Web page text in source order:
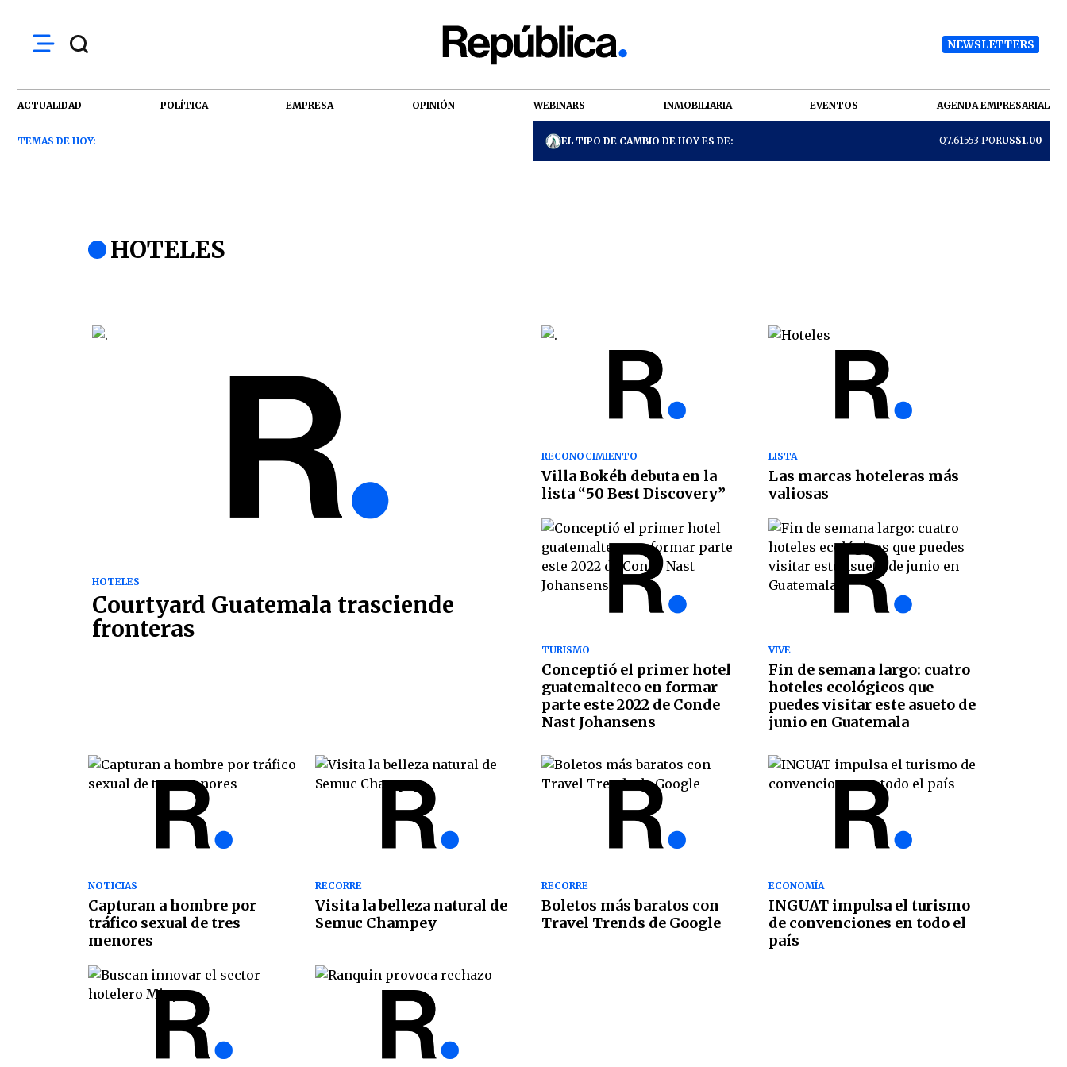
NEWSLETTERS
ACTUALIDAD POLÍTICA EMPRESA OPINIÓN WEBINARS INMOBILIARIA EVENTOS AGENDA EMPRESARIAL
TEMAS DE HOY: EL TIPO DE CAMBIO DE HOY ES DE: Q7.61553 PORUS$1.00
HOTELES
HOTELES
Courtyard Guatemala trasciende
fronteras
RECONOCIMIENTO
Villa Bokéh debuta en la
lista “50 Best Discovery”
LISTA
Las marcas hoteleras más
valiosas
TURISMO
Conceptió el primer hotel
guatemalteco en formar
parte este 2022 de Conde
Nast Johansens
VIVE
Fin de semana largo: cuatro
hoteles ecológicos que
puedes visitar este asueto de
junio en Guatemala
NOTICIAS
Capturan a hombre por
tráfico sexual de tres
menores
RECORRE
Visita la belleza natural de
Semuc Champey
RECORRE
Boletos más baratos con
Travel Trends de Google
ECONOMÍA
INGUAT impulsa el turismo
de convenciones en todo el
país